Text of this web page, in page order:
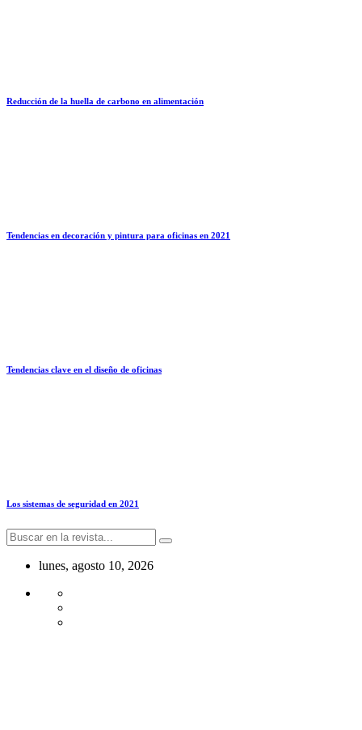
Reducción de la huella de carbono en alimentación
Tendencias en decoración y pintura para oficinas en 2021
Tendencias clave en el diseño de oficinas
Los sistemas de seguridad en 2021
lunes, agosto 10, 2026